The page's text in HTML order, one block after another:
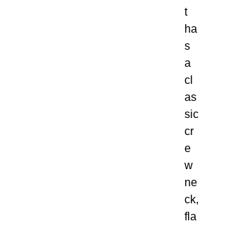
t
ha
s
a
cl
as
sic
cr
e
w
ne
ck,
fla